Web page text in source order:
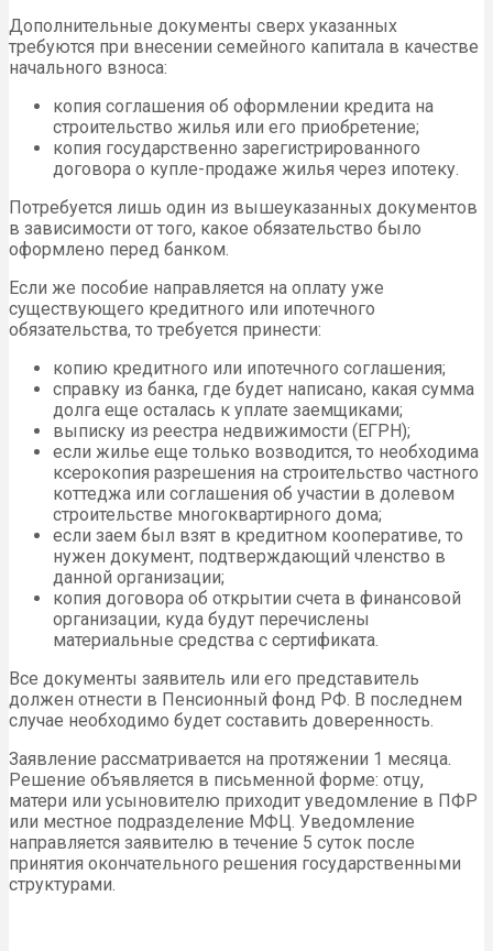
Дополнительные документы сверх указанных
требуются при внесении семейного капитала в качестве
начального взноса:
копия соглашения об оформлении кредита на
строительство жилья или его приобретение;
копия государственно зарегистрированного
договора о купле-продаже жилья через ипотеку.
Потребуется лишь один из вышеуказанных документов
в зависимости от того, какое обязательство было
оформлено перед банком.
Если же пособие направляется на оплату уже
существующего кредитного или ипотечного
обязательства, то требуется принести:
копию кредитного или ипотечного соглашения;
справку из банка, где будет написано, какая сумма
долга еще осталась к уплате заемщиками;
выписку из реестра недвижимости (ЕГРН);
если жилье еще только возводится, то необходима
ксерокопия разрешения на строительство частного
коттеджа или соглашения об участии в долевом
строительстве многоквартирного дома;
если заем был взят в кредитном кооперативе, то
нужен документ, подтверждающий членство в
данной организации;
копия договора об открытии счета в финансовой
организации, куда будут перечислены
материальные средства с сертификата.
Все документы заявитель или его представитель
должен отнести в Пенсионный фонд РФ. В последнем
случае необходимо будет составить доверенность.
Заявление рассматривается на протяжении 1 месяца.
Решение объявляется в письменной форме: отцу,
матери или усыновителю приходит уведомление в ПФР
или местное подразделение МФЦ. Уведомление
направляется заявителю в течение 5 суток после
принятия окончательного решения государственными
структурами.